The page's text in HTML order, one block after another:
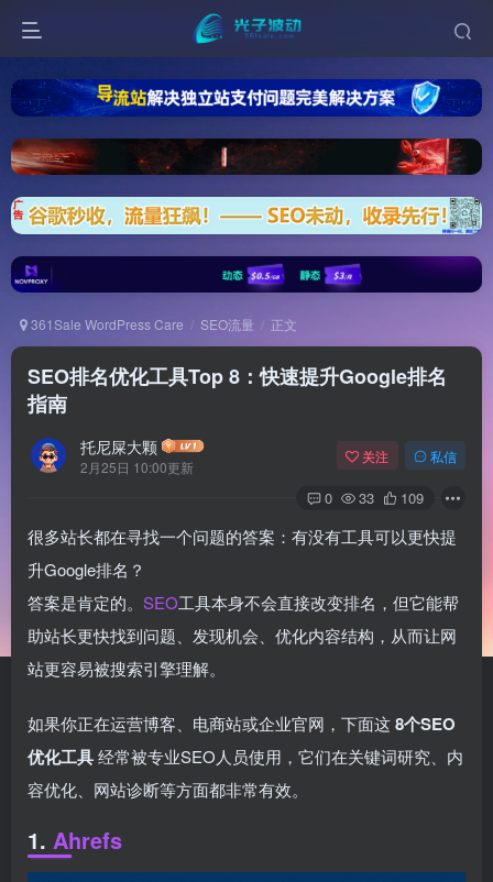
361Sale WordPress Care SEO流量 正文
SEO排名优化工具Top 8：快速提升Google排名
指南
托尼屎大颗
2月25日 10:00更新
关注 私信
0 33 109
很多站长都在寻找一个问题的答案：有没有工具可以更快提
升Google排名？
答案是肯定的。 SEO工具本身不会直接改变排名，但它能帮
助站长更快找到问题、发现机会、优化内容结构，从而让网
站更容易被搜索引擎理解。
如果你正在运营博客、电商站或企业官网，下面这8个SEO
优化工具经常被专业SEO人员使用，它们在关键词研究、内
容优化、网站诊断等方面都非常有效。
1. Ahrefs